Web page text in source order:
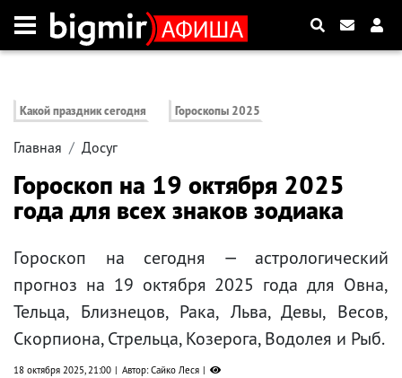
Какой праздник сегодня Гороскопы 2025
Главная Досуг
Гороскоп на 19 октября 2025
года для всех знаков зодиака
Гороскоп на сегодня — астрологический
прогноз на 19 октября 2025 года для Овна,
Тельца, Близнецов, Рака, Льва, Девы, Весов,
Скорпиона, Стрельца, Козерога, Водолея и Рыб.
18 октября 2025, 21:00 Автор: Сайко Леся